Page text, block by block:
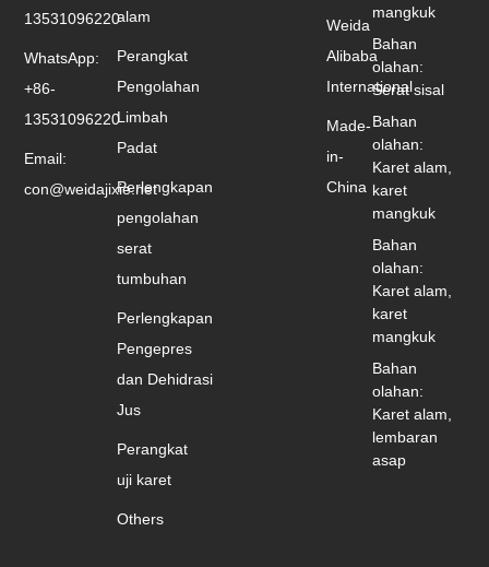
Weida
Alibaba
International
Made-
in-
China
alam
Perangkat
Pengolahan
Limbah
Padat
Perlengkapan
pengolahan
serat
tumbuhan
Perlengkapan
Pengepres
dan Dehidrasi
Jus
Perangkat
uji karet
Others
mangkuk
Bahan
olahan:
Serat sisal
Bahan
olahan:
Karet alam,
karet
mangkuk
Bahan
olahan:
Karet alam,
karet
mangkuk
Bahan
olahan:
Karet alam,
lembaran
asap
13531096220
WhatsApp:
+86-
13531096220
Email:
con@weidajixie.net